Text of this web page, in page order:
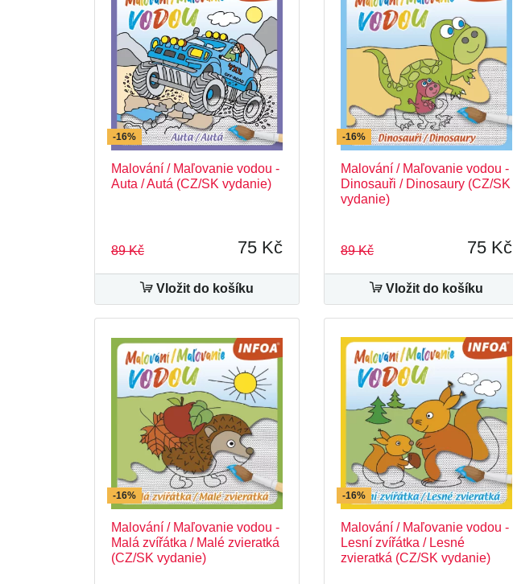
-16%
Malování / Maľovanie vodou -
Auta / Autá (CZ/SK vydanie)
89 Kč 75 Kč
Vložit do košíku
-16%
Malování / Maľovanie vodou -
Dinosauři / Dinosaury (CZ/SK
vydanie)
89 Kč 75 Kč
Vložit do košíku
-16%
Malování / Maľovanie vodou -
Malá zvířátka / Malé zvieratká
(CZ/SK vydanie)
-16%
Malování / Maľovanie vodou -
Lesní zvířátka / Lesné
zvieratká (CZ/SK vydanie)